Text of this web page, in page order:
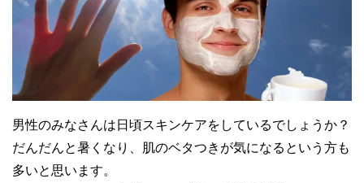
男性のみなさんは日頃スキンケアをしているでしょうか？
だんだんと暑くなり、肌のベタつきが気になるという方も
多いと思います。